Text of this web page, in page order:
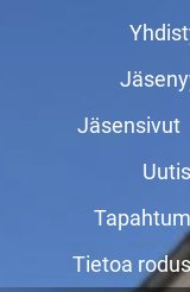
Jäsensivut
Tietoa